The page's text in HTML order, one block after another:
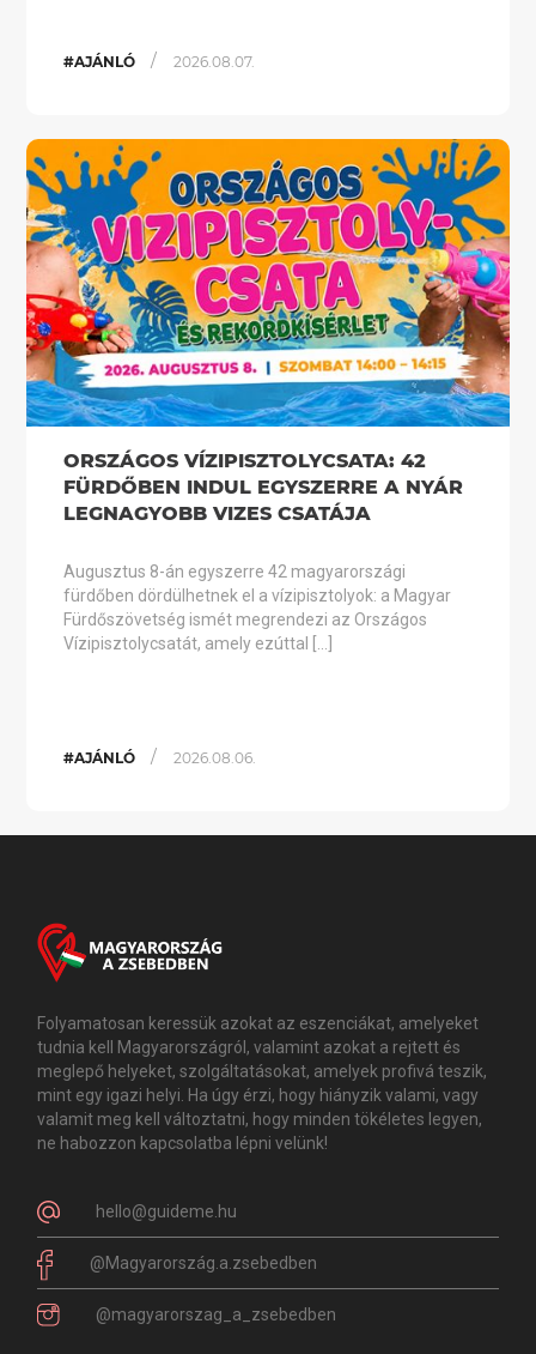
#AJÁNLÓ / 2026.08.07.
ORSZÁGOS VÍZIPISZTOLYCSATA: 42
FÜRDŐBEN INDUL EGYSZERRE A NYÁR
LEGNAGYOBB VIZES CSATÁJA
Augusztus 8-án egyszerre 42 magyarországi
fürdőben dördülhetnek el a vízipisztolyok: a Magyar
Fürdőszövetség ismét megrendezi az Országos
Vízipisztolycsatát, amely ezúttal […]
#AJÁNLÓ / 2026.08.06.
Folyamatosan keressük azokat az eszenciákat, amelyeket
tudnia kell Magyarországról, valamint azokat a rejtett és
meglepő helyeket, szolgáltatásokat, amelyek profivá teszik,
mint egy igazi helyi. Ha úgy érzi, hogy hiányzik valami, vagy
valamit meg kell változtatni, hogy minden tökéletes legyen,
ne habozzon kapcsolatba lépni velünk!
hello@guideme.hu
@Magyarország.a.zsebedben
@magyarorszag_a_zsebedben